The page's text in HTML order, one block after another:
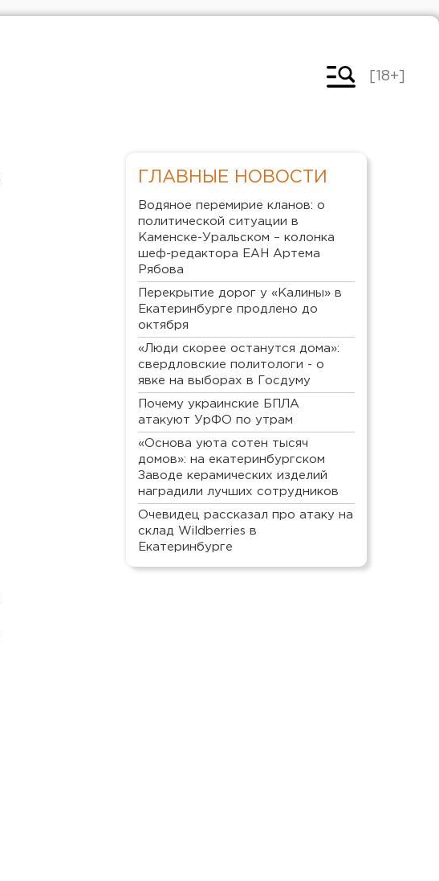
[18+]
ГЛАВНЫЕ НОВОСТИ
Водяное перемирие кланов: о
политической ситуации в
Каменске-Уральском – колонка
шеф-редактора ЕАН Артема
Рябова
Перекрытие дорог у «Калины» в
Екатеринбурге продлено до
октября
«Люди скорее останутся дома»:
свердловские политологи - о
явке на выборах в Госдуму
Почему украинские БПЛА
атакуют УрФО по утрам
«Основа уюта сотен тысяч
домов»: на екатеринбургском
Заводе керамических изделий
наградили лучших сотрудников
Очевидец рассказал про атаку на
склад Wildberries в
Екатеринбурге